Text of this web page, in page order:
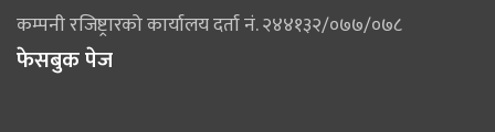
कम्पनी रजिष्ट्रारको कार्यालय दर्ता नं. २४४१३२/०७७/०७८
फेसबुक पेज